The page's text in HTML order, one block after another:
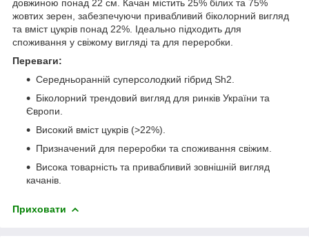
довжиною понад 22 см. Качан містить 25% білих та 75%
жовтих зерен, забезпечуючи привабливий біколорний вигляд
та вміст цукрів понад 22%. Ідеально підходить для
споживання у свіжому вигляді та для переробки.
Переваги:
Середньоранній суперсолодкий гібрид Sh2.
Біколорний трендовий вигляд для ринків України та
Європи.
Високий вміст цукрів (>22%).
Призначений для переробки та споживання свіжим.
Висока товарність та привабливий зовнішній вигляд
качанів.
Приховати